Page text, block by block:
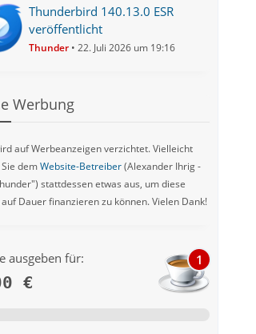
Thunderbird 140.13.0 ESR
veröffentlicht
Thunder 22. Juli 2026 um 19:16
Werbung
auf Werbeanzeigen verzichtet. Vielleicht
demWebsite-Betreiber(Alexander Ihrig -
stattdessen etwas aus, um diese
Dauer finanzieren zu können. Vielen Dank!
ausgeben für:
€
1